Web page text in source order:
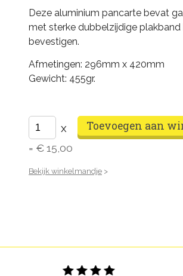
Deze aluminium pancarte bevat
met sterke dubbelzijdige
bevestigen.
Afmetingen: 296mm x 420mm
Gewicht: 455gr.
x
= €15,00
Bekijk winkelmandje >